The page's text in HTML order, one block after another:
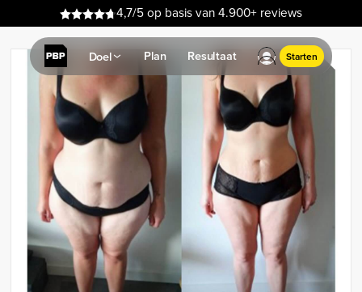
4,7/5 op basis van 4.900+ reviews
Doel Plan Resultaat Starten